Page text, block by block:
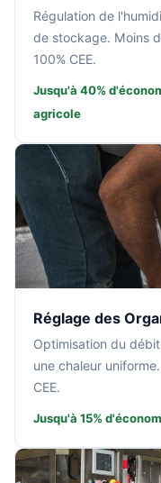
Régulation de
de stockage. Moins
100% CEE.
Jusqu'à 40%
agricole
Réglage des
Optimisation du
une chaleur
CEE.
Jusqu'à 15%